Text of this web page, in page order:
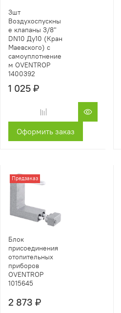
3шт
Воздухоспускны
е клапаны 3/8"
DN10 Ду10 (Кран
Маевского) с
самоуплотнение
м OVENTROP
1400392
1 025 ₽
Оформить заказ
Предзаказ
Блок
присоединения
отопительных
приборов
OVENTROP
1015645
2 873 ₽